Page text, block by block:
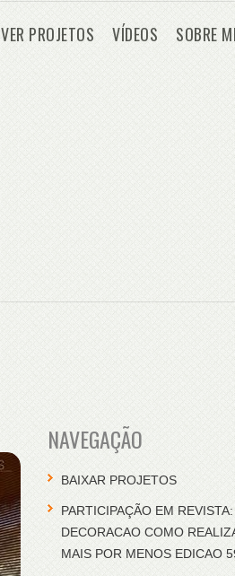
VER PROJETOS VÍDEOS SOBRE
NAVEGAÇÃO
BAIXAR PROJETOS
PARTICIPAÇÃO EM
DECORACAO COMO
MAIS POR MENOS EDICAO